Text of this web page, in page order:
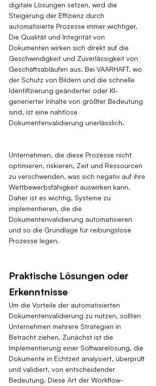
digitale Lösungen setzen, wird die
Steigerung der Effizienz durch
automatisierte Prozesse immer wichtiger.
Die Qualität und Integrität von
Dokumenten wirken sich direkt auf die
Geschwindigkeit und Zuverlässigkeit von
Geschäftsabläufen aus. Bei VAARHAFT, wo
der Schutz von Bildern und die schnelle
Identifizierung geänderter oder KI-
generierter Inhalte von größter Bedeutung
sind, ist eine nahtlose
Dokumentenvalidierung unerlässlich.
Unternehmen, die diese Prozesse nicht
optimieren, riskieren, Zeit und Ressourcen
zu verschwenden, was sich negativ auf ihre
Wettbewerbsfähigkeit auswirken kann.
Daher ist es wichtig, Systeme zu
implementieren, die die
Dokumentenvalidierung automatisieren
und so die Grundlage für reibungslose
Prozesse legen.
Praktische Lösungen oder
Erkenntnisse
Um die Vorteile der automatisierten
Dokumentenvalidierung zu nutzen, sollten
Unternehmen mehrere Strategien in
Betracht ziehen. Zunächst ist die
Implementierung einer Softwarelösung, die
Dokumente in Echtzeit analysiert, überprüft
und validiert, von entscheidender
Bedeutung. Diese Art der Workflow-